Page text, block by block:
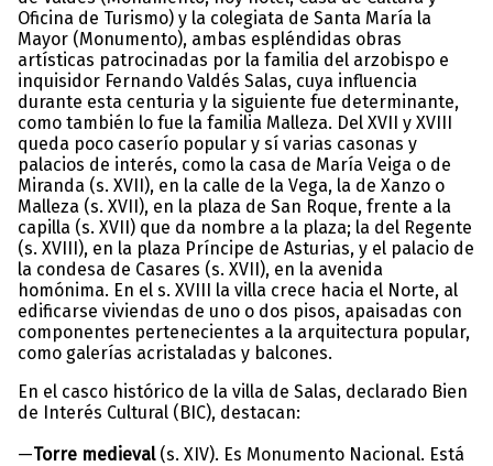
Oficina de Turismo) y la colegiata de Santa María la
Mayor (Monumento), ambas espléndidas obras
artísticas patrocinadas por la familia del arzobispo e
inquisidor Fernando Valdés Salas, cuya influencia
durante esta centuria y la siguiente fue determinante,
como también lo fue la familia Malleza. Del XVII y XVIII
queda poco caserío popular y sí varias casonas y
palacios de interés, como la casa de María Veiga o de
Miranda (s. XVII), en la calle de la Vega, la de Xanzo o
Malleza (s. XVII), en la plaza de San Roque, frente a la
capilla (s. XVII) que da nombre a la plaza; la del Regente
(s. XVIII), en la plaza Príncipe de Asturias, y el palacio de
la condesa de Casares (s. XVII), en la avenida
homónima. En el s. XVIII la villa crece hacia el Norte, al
edificarse viviendas de uno o dos pisos, apaisadas con
componentes pertenecientes a la arquitectura popular,
como galerías acristaladas y balcones.
En el casco histórico de la villa de Salas, declarado Bien
de Interés Cultural (BIC), destacan:
—Torre medieval(s. XIV). Es Monumento Nacional. Está